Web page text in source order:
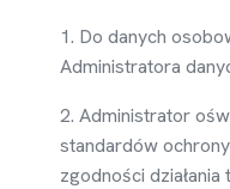
1. Do danych
Administratora
2. Administrator oś
standardów
zgodności